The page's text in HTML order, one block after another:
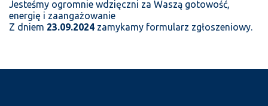
Jesteśmy ogromnie wdzięczni za Waszą gotowość,
energię i zaangażowanie
Z dniem 23.09.2024 zamykamy formularz zgłoszeniowy.